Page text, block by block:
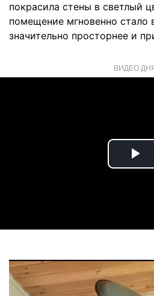
покрасила стены в светлый
помещение мгновенно стало
значительно просторнее и
ВИДЕО